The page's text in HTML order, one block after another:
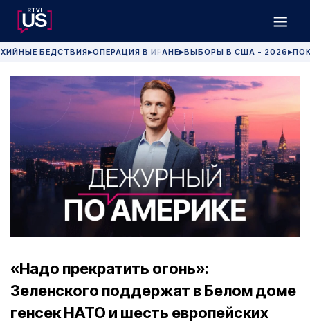
БЕДСТВИЯ▶ОПЕРАЦИЯ В ИРАНЕ▶ВЫБОРЫ В США - 2026 ▶
«Надо прекратить огонь»:
Зеленского поддержат в Белом доме
генсек НАТО и шесть европейских